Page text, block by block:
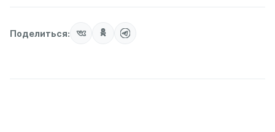
Поделиться: